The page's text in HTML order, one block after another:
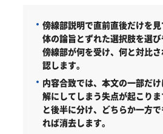
傍線部説明で直前直後だけを
体の論旨とずれた選択肢を選び
傍線部が何を受け、何と対比
認します。
内容合致では、本文の一部だ
解にしてしまう失点が起こり
と後半に分け、どちらか一方
れば消去します。